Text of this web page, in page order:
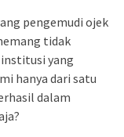
pengemudi ojek
tidak
yang
hanya dari satu
dalam